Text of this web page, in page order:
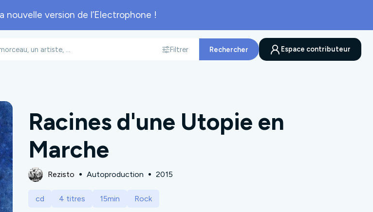
nouvelle version de l’Electrophone !
Filtrer
Rechercher
Espace contributeur
Racines d'une Utopie en
Marche
Rezisto Autoproduction 2015
cd 4 titres 15min Rock